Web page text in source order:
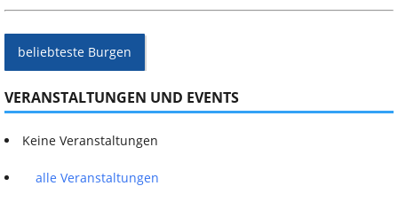
beliebteste Burgen
VERANSTALTUNGEN UND EVENTS
Keine Veranstaltungen
alle Veranstaltungen